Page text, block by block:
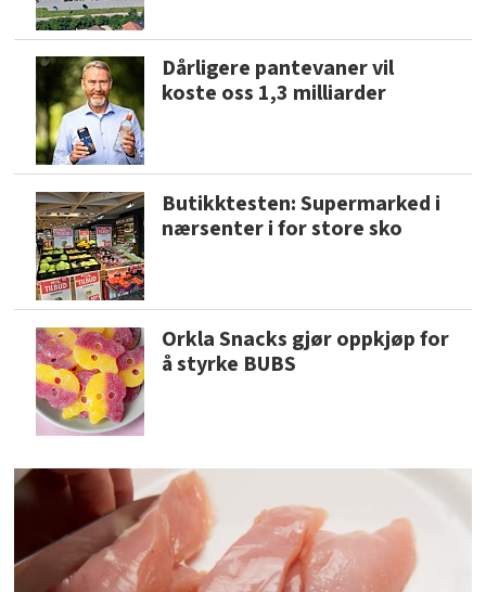
Dårligere pantevaner vil
koste oss 1,3 milliarder
Butikktesten: Supermarked i
nærsenter i for store sko
Orkla Snacks gjør oppkjøp for
å styrke BUBS